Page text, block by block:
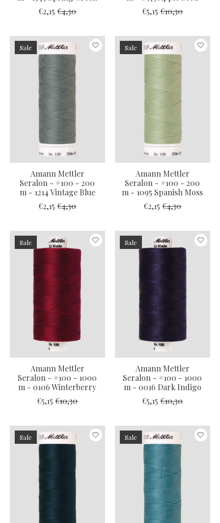
€2,15 €4,30
€5,15 €10,30
Sale
Amann Mettler
Seralon - #100 - 200
m - 1214 Vintage Blue
€2,15 €4,30
Sale
Amann Mettler
Seralon - #100 - 200
m - 1095 Spanish Moss
€2,15 €4,30
Sale
Amann Mettler
Seralon - #100 - 1000
m - 0106 Winterberry
€5,15 €10,30
Sale
Amann Mettler
Seralon - #100 - 1000
m - 0016 Dark Indigo
€5,15 €10,30
Sale Sale